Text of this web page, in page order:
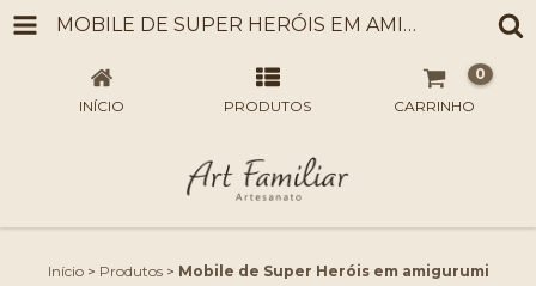
MOBILE DE SUPER HERÓIS EM AMIGURUMI
INÍCIO PRODUTOS CARRINHO
0
Início > Produtos > Mobile de Super Heróis em amigurumi